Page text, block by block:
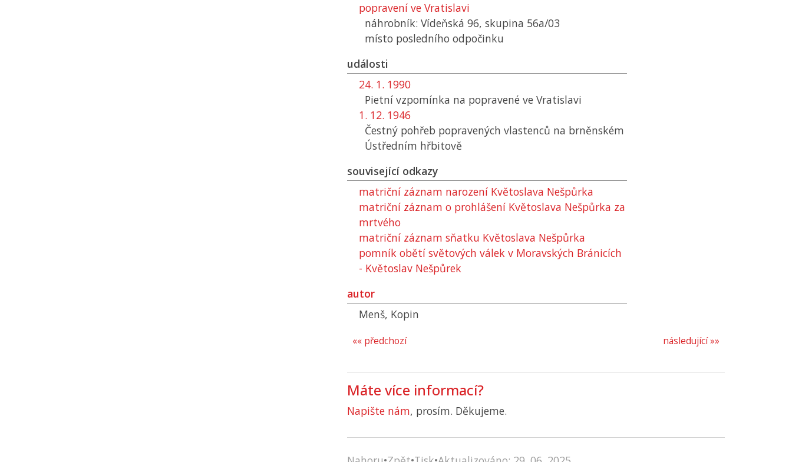
popravení ve Vratislavi
náhrobník: Vídeňská 96, skupina 56a/03
místo posledního odpočinku
události
24. 1. 1990
Pietní vzpomínka na popravené ve Vratislavi
1. 12. 1946
Čestný pohřeb popravených vlastenců na brněnském
Ústředním hřbitově
související odkazy
matriční záznam narození Květoslava Nešpůrka
matriční záznam o prohlášení Květoslava Nešpůrka za
mrtvého
matriční záznam sňatku Květoslava Nešpůrka
pomník obětí světových válek v Moravských Bránicích
- Květoslav Nešpůrek
autor
Menš, Kopin
následující »»
«« předchozí
Máte více informací?
Napište nám, prosím. Děkujeme.